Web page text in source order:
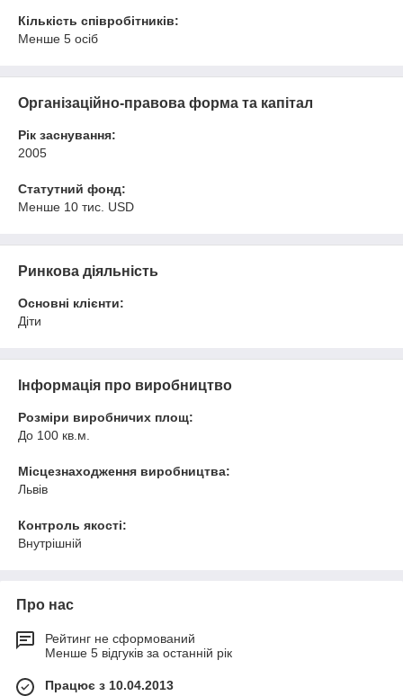
Кількість співробітників:
Менше 5 осіб
Організаційно-правова форма та капітал
Рік заснування:
2005
Статутний фонд:
Менше 10 тис. USD
Ринкова діяльність
Основні клієнти:
Діти
Інформація про виробництво
Розміри виробничих площ:
До 100 кв.м.
Місцезнаходження виробництва:
Львів
Контроль якості:
Внутрішній
Про нас
Рейтинг не сформований
Менше 5 відгуків за останній рік
Працює з 10.04.2013